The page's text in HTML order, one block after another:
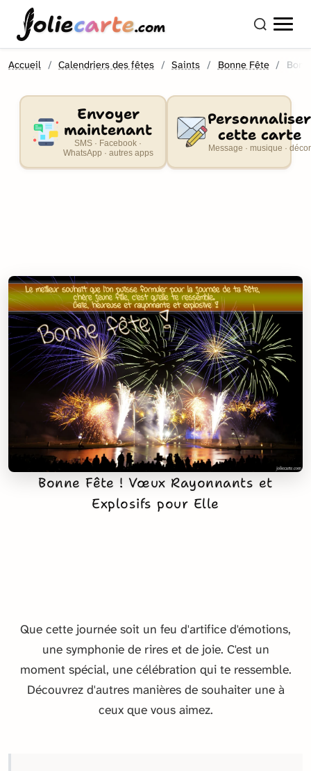
oliecarte.com
Accueil Calendriers des fêtes Saints Bonne Fête
Envoyer
maintenant
SMS · Facebook ·
WhatsApp · autres apps
Personnaliser
cette carte
Message · musique · décor
Bonne Fête ! Vœux Rayonnants et
Explosifs pour Elle
Que cette journée soit un feu d'artifice d'émotions,
une symphonie de rires et de joie. C'est un
moment spécial, une célébration qui te ressemble.
Découvrez d'autres manières de souhaiter une à
ceux que vous aimez.